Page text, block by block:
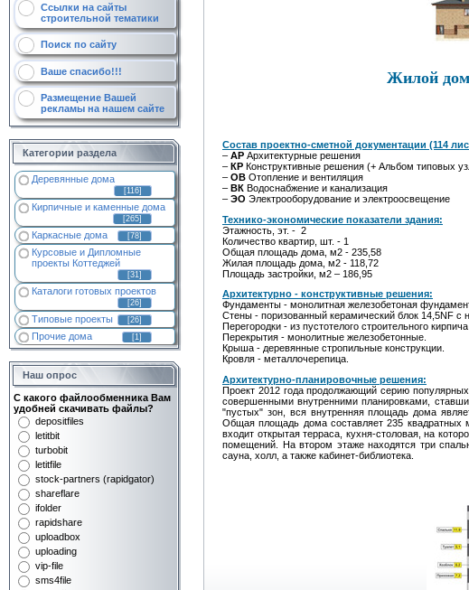
Ссылки на сайты
строительной тематики
Поиск по сайту
Ваше спасибо!!!
Размещение Вашей
рекламы на нашем сайте
Категории раздела
Деревянные дома
[116]
Кирпичные и каменные дома
[265]
Каркасные дома [78]
Курсовые и Дипломные
проекты Коттеджей
[31]
Каталоги готовых проектов
[26]
Типовые проекты [26]
Прочие дома [1]
Наш опрос
С какого файлообменника Вам
удобней скачивать файлы?
depositfiles
letitbit
turbobit
letitfile
stock-partners (rapidgator)
shareflare
ifolder
rapidshare
uploadbox
uploading
vip-file
sms4file
Жилой дом
Состав проектно-сметной документации (114
– АР Архитектурные решения
– КР Конструктивные решения (+ Альбом типовых
– ОВ Отопление и вентиляция
– ВК Водоснабжение и канализация
– ЭО Электрооборудование и электроосвещение
Технико-экономические показатели здания:
Этажность, эт. - 2
Количество квартир, шт. - 1
Общая площадь дома, м2 - 235,58
Жилая площадь дома, м2 - 118,72
Площадь застройки, м2 – 186,95
Архитектурно - конструктивные решения:
Фундаменты - монолитная железобетоная
Стены - поризованный керамический блок 14,5NF с
Перегородки - из пустотелого строительного
Перекрытия - монолитные железобетонные.
Крыша - деревянные стропильные конструкции.
Кровля - металлочерепица.
Архитектурно-планировочные решения:
Проект 2012 года продолжающий серию
совершенными внутренними планировками,
"пустых" зон, вся внутренняя площадь дома
Общая площадь дома составляет 235 квадратных
входит открытая терраса, кухня-столовая, на
помещений. На втором этаже находятся три
сауна, холл, а также кабинет-библиотека.